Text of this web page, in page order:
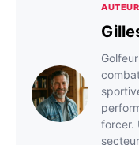
AUTEUR
forcer.